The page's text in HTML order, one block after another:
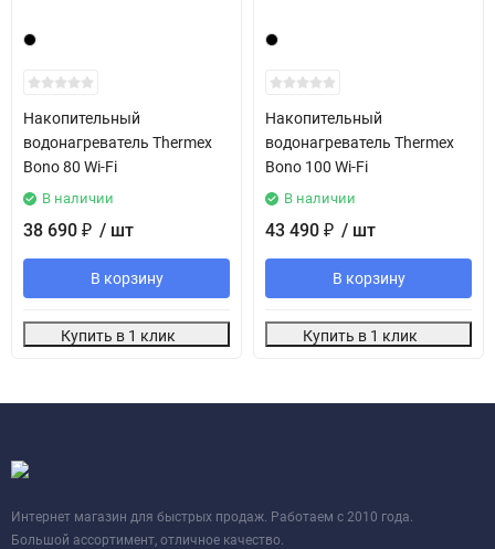
Накопительный
водонагреватель Thermex
Bono 80 Wi-Fi
В наличии
38 690 ₽ / шт
В корзину
Купить в 1 клик
Накопительный
водонагреватель Thermex
Bono 100 Wi-Fi
В наличии
43 490 ₽ / шт
В корзину
Купить в 1 клик
Интернет магазин для быстрых продаж. Работаем с 2010 года.
Большой ассортимент, отличное качество.